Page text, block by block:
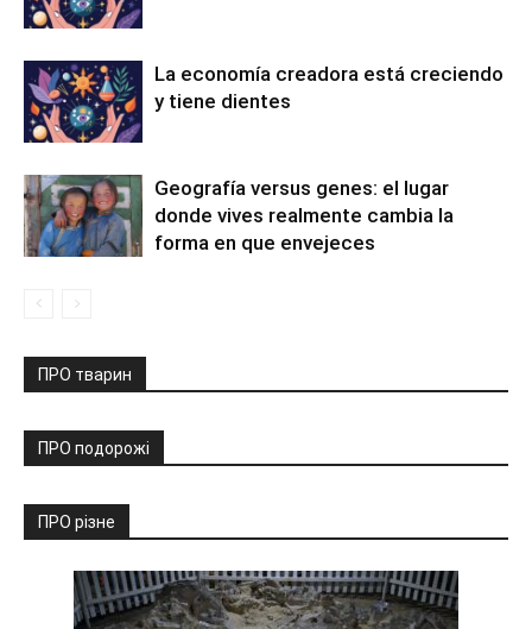
La economía creadora está creciendo
y tiene dientes
Geografía versus genes: el lugar
donde vives realmente cambia la
forma en que envejeces
ПРО тварин
ПРО подорожі
ПРО різне